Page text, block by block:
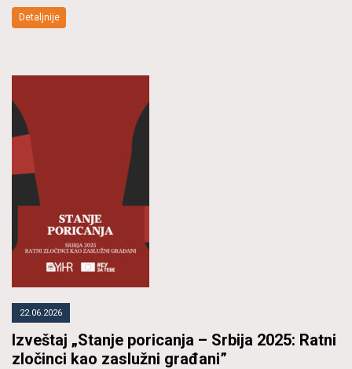
Detaljnije
22.06.2026
Izveštaj „Stanje poricanja – Srbija 2025: Ratni
zločinci kao zaslužni građani”